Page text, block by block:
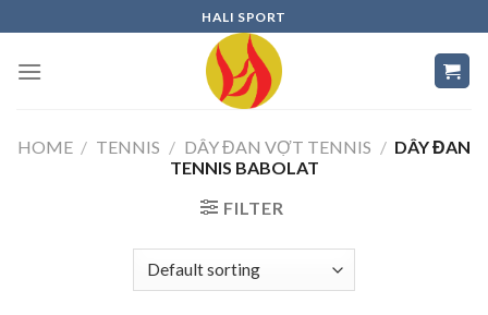
to
content
HALI SPORT
HOME / TENNIS / DÂY ĐAN VỢT TENNIS / DÂY ĐAN
TENNIS BABOLAT
FILTER